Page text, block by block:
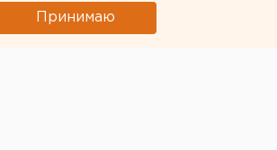
российского премьера, стало
Принимаю